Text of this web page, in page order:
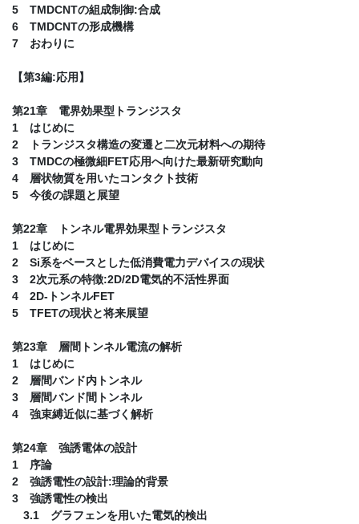
5 TMDCNTの組成制御:合成
6 TMDCNTの形成機構
7 おわりに
【第3編:応用】
第21章 電界効果型トランジスタ
1 はじめに
2 トランジスタ構造の変遷と二次元材料への期待
3 TMDCの極微細FET応用へ向けた最新研究動向
4 層状物質を用いたコンタクト技術
5 今後の課題と展望
第22章 トンネル電界効果型トランジスタ
1 はじめに
2 Si系をベースとした低消費電力デバイスの現状
3 2次元系の特徴:2D/2D電気的不活性界面
4 2D-トンネルFET
5 TFETの現状と将来展望
第23章 層間トンネル電流の解析
1 はじめに
2 層間バンド内トンネル
3 層間バンド間トンネル
4 強束縛近似に基づく解析
第24章 強誘電体の設計
1 序論
2 強誘電性の設計:理論的背景
3 強誘電性の検出
3.1 グラフェンを用いた電気的検出